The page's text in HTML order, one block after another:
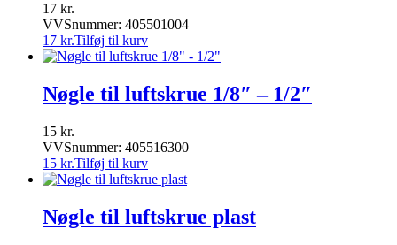
17 kr.
VVSnummer: 405501004
17 kr.Tilføj til kurv
Nøgle til luftskrue 1/8″ – 1/2″
15 kr.
VVSnummer: 405516300
15 kr.Tilføj til kurv
Nøgle til luftskrue plast